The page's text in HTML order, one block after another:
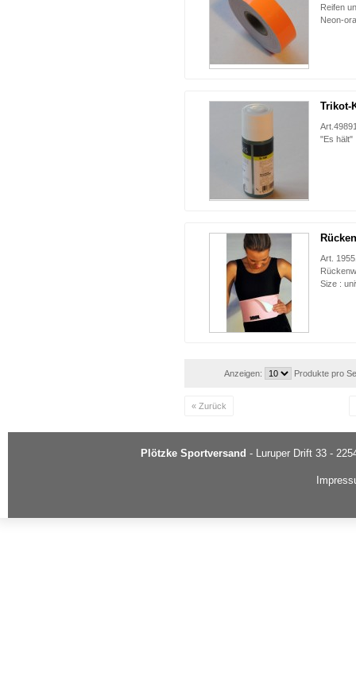
Reifen
Neon-
Trikot-
"Es
Art.
Size :
Anzeigen: Produkte pro
« Zurück
Plötzke Sportversand - Luruper Drift 33 -